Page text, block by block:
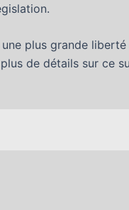
plus grande
de détails sur ce